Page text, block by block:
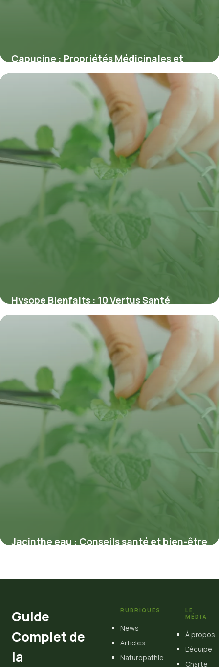
Capucine : Propriétés Médicinales et
Bienfaits
Hysope Bienfaits : 10 Vertus Santé
Prouvées
Jacinthe eau : Conseils santé et bien-être
Guide
Complet de
la
RUBRIQUES
News
Articles
Naturopathie
LE
MÉDIA
À propos
L'équipe
Charte